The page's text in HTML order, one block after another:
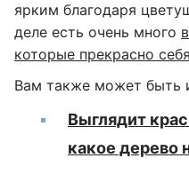
ярким благодаря
деле есть очень много
которые прекрасно
Вам также может быть
Выглядит
какое дерево